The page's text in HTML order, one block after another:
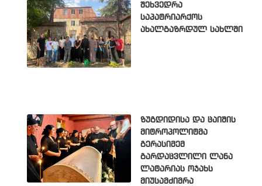
შეხვედრა
საპატრიარქოს
ახალგაზრდულ სახლში
ზუგდიდისა და ცაიშის
მიტროპოლიტმა
გერასიმემ
გარდაცვლილი ლანა
ლატარიას ოჯახს
მიუსამძიმრა